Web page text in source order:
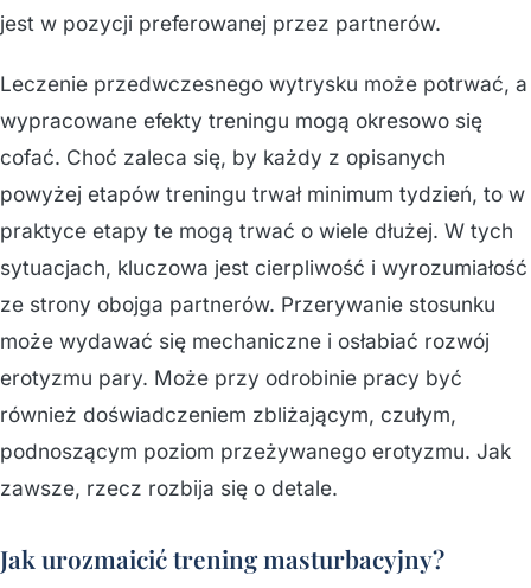
jest w pozycji preferowanej przez partnerów.
Leczenie przedwczesnego wytrysku może potrwać, a
wypracowane efekty treningu mogą okresowo się
cofać. Choć zaleca się, by każdy z opisanych
powyżej etapów treningu trwał minimum tydzień, to w
praktyce etapy te mogą trwać o wiele dłużej. W tych
sytuacjach, kluczowa jest cierpliwość i wyrozumiałość
ze strony obojga partnerów. Przerywanie stosunku
może wydawać się mechaniczne i osłabiać rozwój
erotyzmu pary. Może przy odrobinie pracy być
również doświadczeniem zbliżającym, czułym,
podnoszącym poziom przeżywanego erotyzmu. Jak
zawsze, rzecz rozbija się o detale.
Jak urozmaicić trening masturbacyjny?